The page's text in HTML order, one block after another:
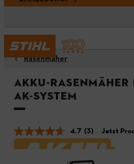
Rasenmäher
Akku-Rasenmäher
AK-System
4.7 (3) Jetzt